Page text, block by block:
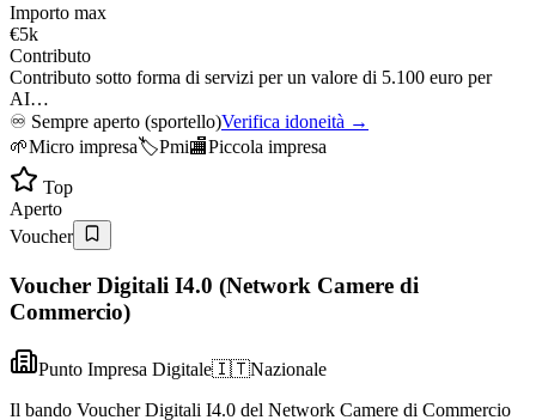
Importo max
€5k
Contributo
Contributo sotto forma di servizi per un valore di 5.100 euro per
AI…
♾️ Sempre aperto (sportello)Verifica idoneità →
🌱Micro impresa🏷️Pmi🏬Piccola impresa
Top
Aperto
Voucher
Voucher Digitali I4.0 (Network Camere di
Commercio)
Punto Impresa Digitale🇮🇹Nazionale
Il bando Voucher Digitali I4.0 del Network Camere di Commercio